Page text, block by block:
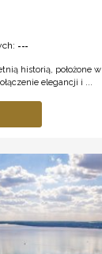
---
historią, położone
elegancji i ...